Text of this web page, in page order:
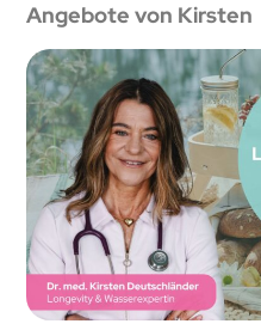
Angebote von Kirsten